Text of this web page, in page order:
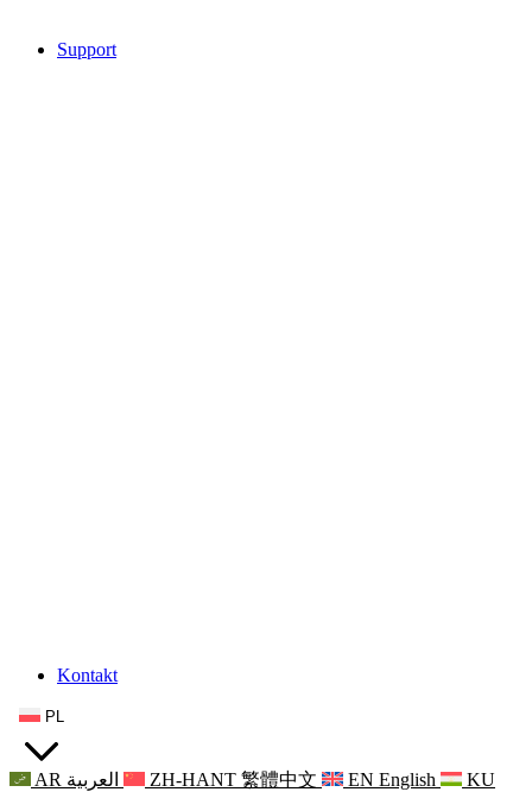
Support
Kontakt
PL
AR العربية ZH-HANT 繁體中文 EN English
KU